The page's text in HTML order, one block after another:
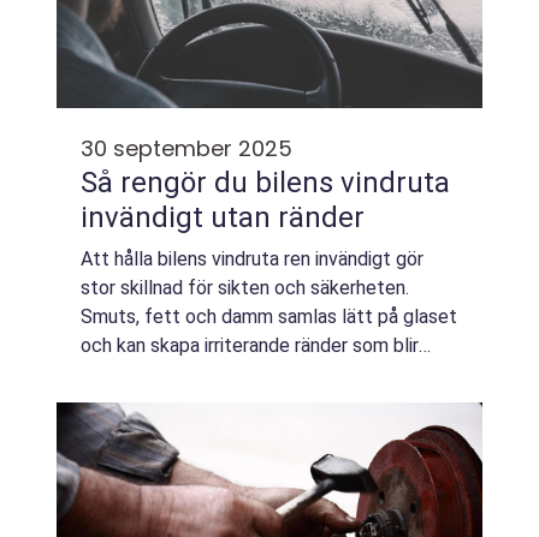
30 september 2025
Så rengör du bilens vindruta
invändigt utan ränder
Att hålla bilens vindruta ren invändigt gör
stor skillnad för sikten och säkerheten.
Smuts, fett och damm samlas lätt på glaset
och kan skapa irriterande ränder som blir